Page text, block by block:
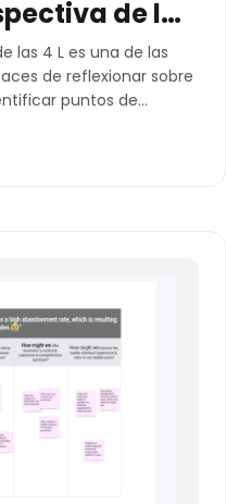
Plantilla de retrospectiva de las 4 L
las 4 L es una de las
de reflexionar sobre
puntos de